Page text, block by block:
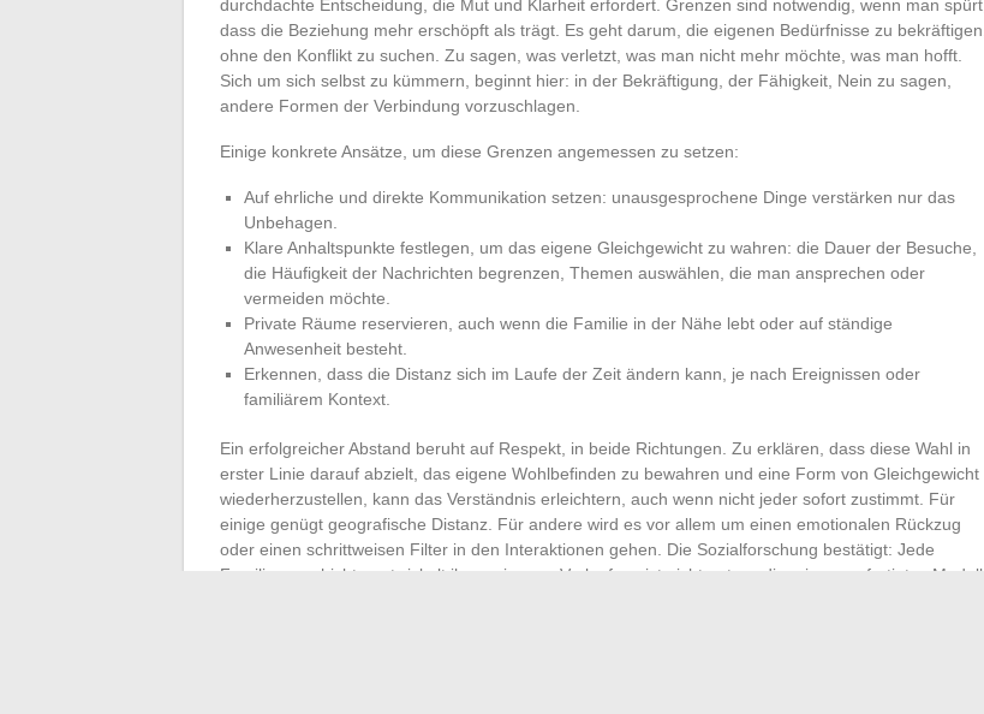
durchdachte Entscheidung, die Mut und Klarheit erfordert. Grenzen sind notwendig, wenn man spürt,
dass die Beziehung mehr erschöpft als trägt. Es geht darum, die eigenen Bedürfnisse zu bekräftigen,
ohne den Konflikt zu suchen. Zu sagen, was verletzt, was man nicht mehr möchte, was man hofft.
Sich um sich selbst zu kümmern, beginnt hier: in der Bekräftigung, der Fähigkeit, Nein zu sagen,
andere Formen der Verbindung vorzuschlagen.
Einige konkrete Ansätze, um diese Grenzen angemessen zu setzen:
Auf ehrliche und direkte Kommunikation setzen: unausgesprochene Dinge verstärken nur das
Unbehagen.
Klare Anhaltspunkte festlegen, um das eigene Gleichgewicht zu wahren: die Dauer der Besuche,
die Häufigkeit der Nachrichten begrenzen, Themen auswählen, die man ansprechen oder
vermeiden möchte.
Private Räume reservieren, auch wenn die Familie in der Nähe lebt oder auf ständige
Anwesenheit besteht.
Erkennen, dass die Distanz sich im Laufe der Zeit ändern kann, je nach Ereignissen oder
familiärem Kontext.
Ein erfolgreicher Abstand beruht auf Respekt, in beide Richtungen. Zu erklären, dass diese Wahl in
erster Linie darauf abzielt, das eigene Wohlbefinden zu bewahren und eine Form von Gleichgewicht
wiederherzustellen, kann das Verständnis erleichtern, auch wenn nicht jeder sofort zustimmt. Für
einige genügt geografische Distanz. Für andere wird es vor allem um einen emotionalen Rückzug
oder einen schrittweisen Filter in den Interaktionen gehen. Die Sozialforschung bestätigt: Jede
Familiengeschichte entwickelt ihren eigenen Verlauf, es ist nicht notwendig, ein vorgefertigtes Modell